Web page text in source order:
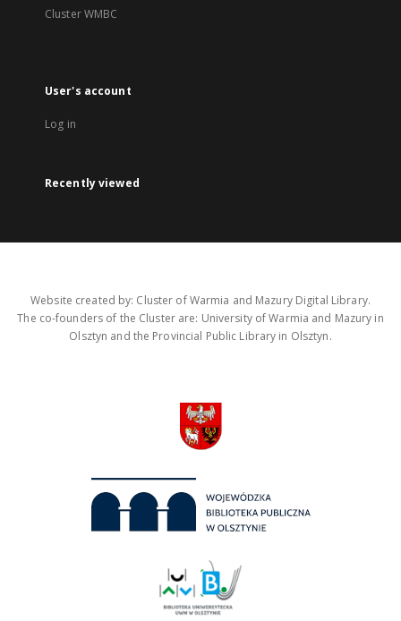
Cluster WMBC
User's account
Log in
Recently viewed
Website created by: Cluster of Warmia and Mazury Digital Library.
The co-founders of the Cluster are: University of Warmia and Mazury in
Olsztyn and the Provincial Public Library in Olsztyn.